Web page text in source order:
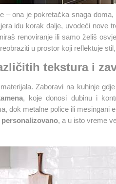
– ona je pokretačka snaga
idu korak dalje, uvodeći nove
renoviranje ili samo želiš
u prostor koji reflektuje
tekstura i
Zaboravi na kuhinje
, koje donosi dubinu i
dok metalne police ili mesingani
, a u isto vreme